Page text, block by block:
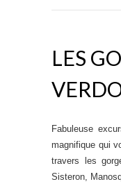
LES
Fabuleuse
magnifique qui
travers les
Sisteron,